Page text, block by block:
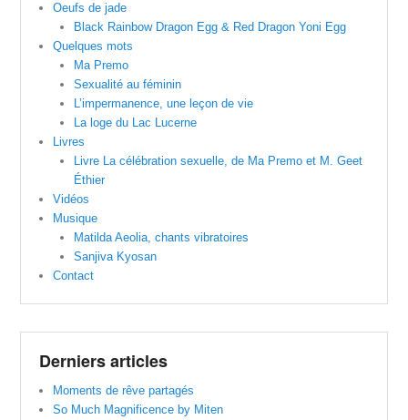
Oeufs de jade
Black Rainbow Dragon Egg & Red Dragon Yoni Egg
Quelques mots
Ma Premo
Sexualité au féminin
L’impermanence, une leçon de vie
La loge du Lac Lucerne
Livres
Livre La célébration sexuelle, de Ma Premo et M. Geet
Éthier
Vidéos
Musique
Matilda Aeolia, chants vibratoires
Sanjiva Kyosan
Contact
Derniers articles
Moments de rêve partagés
So Much Magnificence by Miten